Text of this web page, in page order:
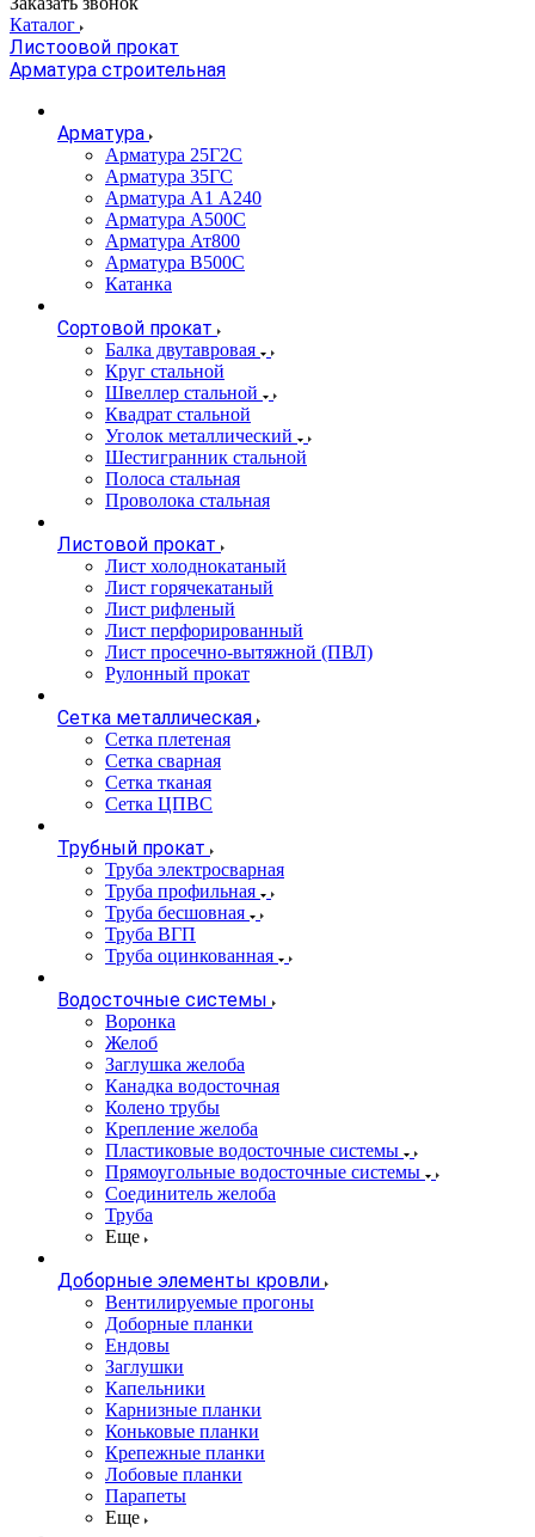
Каталог
Листоовой прокат
Арматура строительная
Арматура
Арматура 25Г2С
Арматура 35ГС
Арматура А1 А240
Арматура А500С
Арматура Ат800
Арматура В500С
Катанка
Сортовой прокат
Балка двутавровая
Круг стальной
Швеллер стальной
Квадрат стальной
Уголок металлический
Шестигранник стальной
Полоса стальная
Проволока стальная
Листовой прокат
Лист холоднокатаный
Лист горячекатаный
Лист рифленый
Лист перфорированный
Лист просечно-вытяжной (ПВЛ)
Рулонный прокат
Сетка металлическая
Сетка плетеная
Сетка сварная
Сетка тканая
Сетка ЦПВС
Трубный прокат
Труба электросварная
Труба профильная
Труба бесшовная
Труба ВГП
Труба оцинкованная
Водосточные системы
Воронка
Желоб
Заглушка желоба
Канадка водосточная
Колено трубы
Крепление желоба
Пластиковые водосточные системы
Прямоугольные водосточные системы
Соединитель желоба
Труба
Еще
Доборные элементы кровли
Вентилируемые прогоны
Доборные планки
Ендовы
Заглушки
Капельники
Карнизные планки
Коньковые планки
Крепежные планки
Лобовые планки
Парапеты
Еще